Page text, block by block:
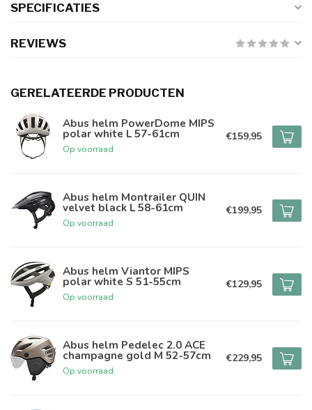
SPECIFICATIES
REVIEWS
GERELATEERDE PRODUCTEN
Abus helm PowerDome MIPS
polar white L 57-61cm
Op voorraad
€159,95
Abus helm Montrailer QUIN
velvet black L 58-61cm
Op voorraad
€199,95
Abus helm Viantor MIPS
polar white S 51-55cm
Op voorraad
€129,95
Abus helm Pedelec 2.0 ACE
champagne gold M 52-57cm
Op voorraad
€229,95